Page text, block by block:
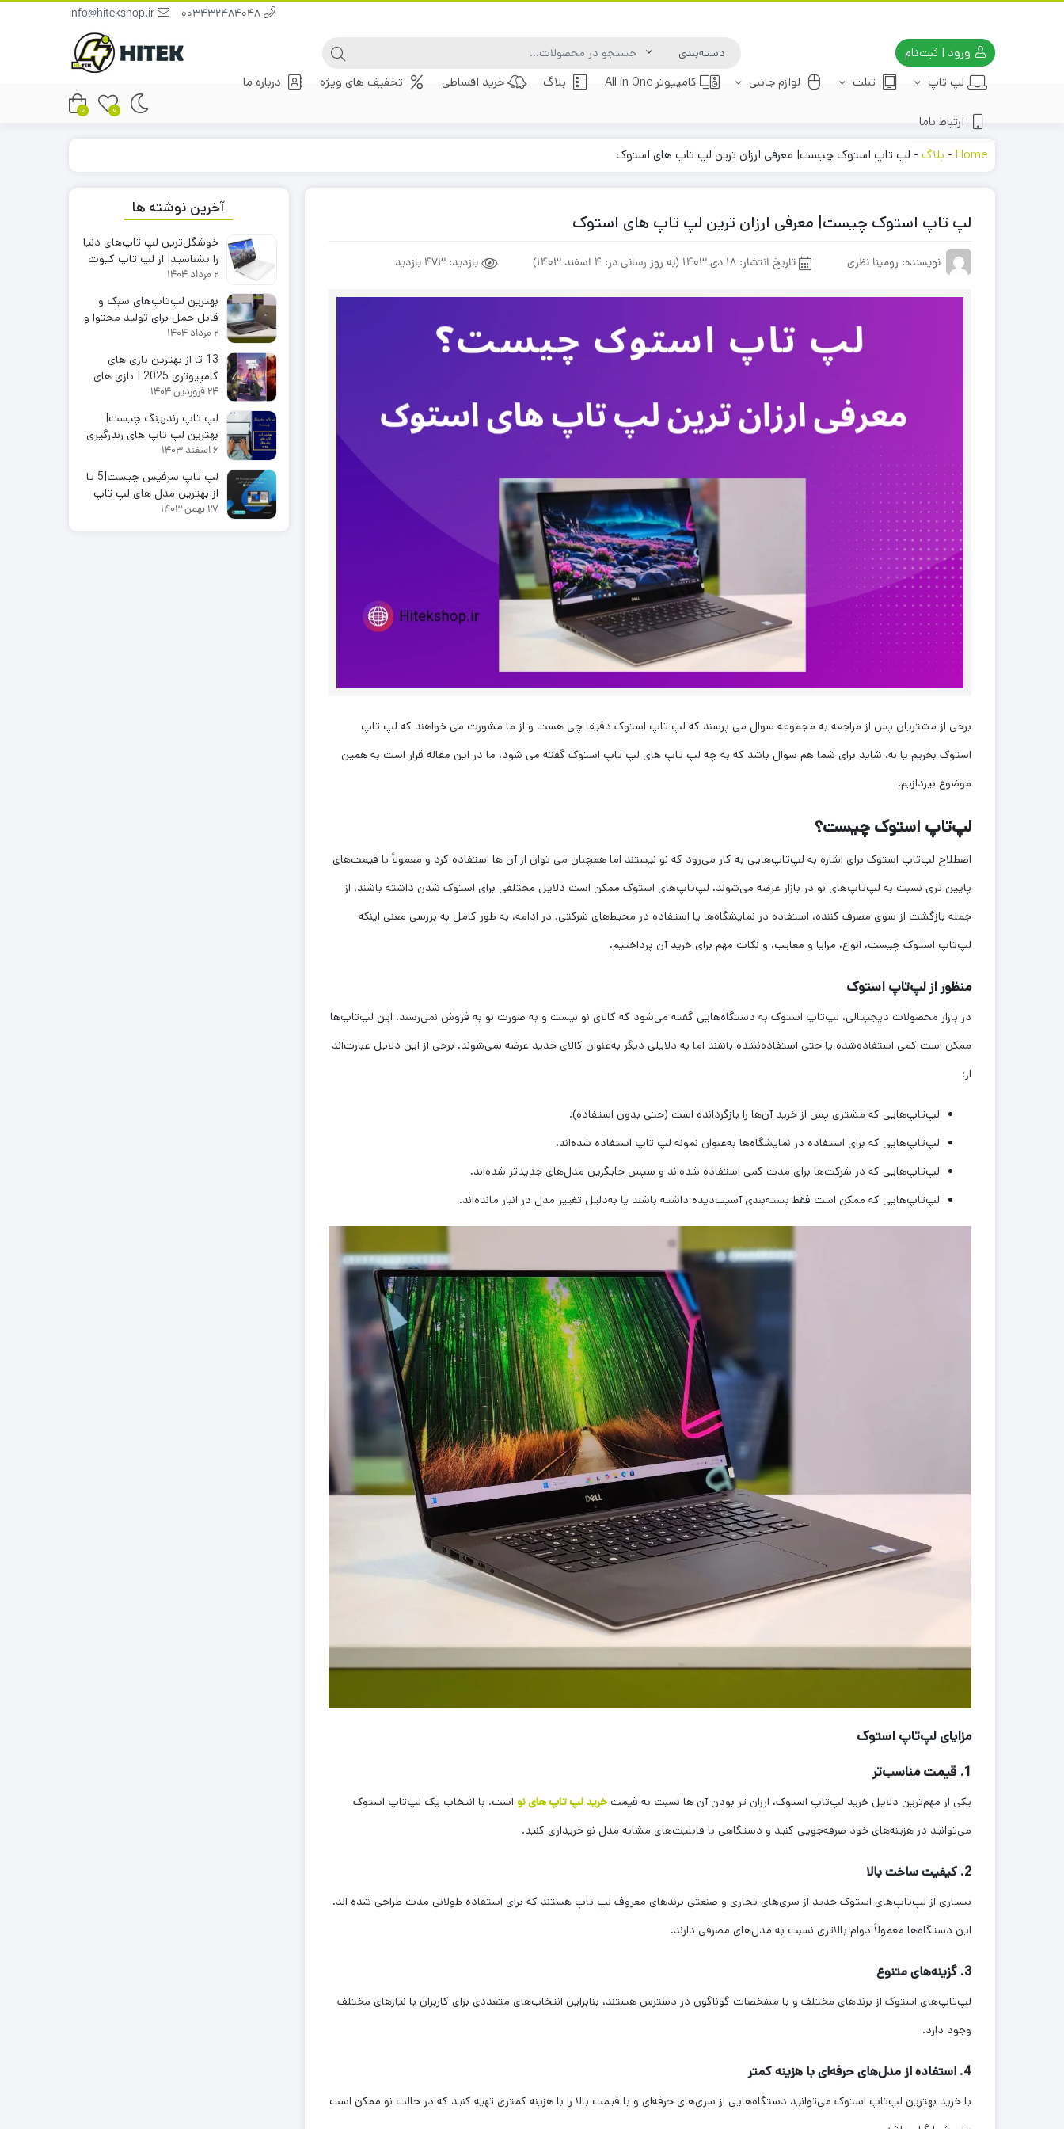
ورود | ثبت‌نام
لپ تاپ
تبلت لوازم جانبی کامپیوتر All in One بلاگ خرید اقساطی تخفیف های ویژه درباره ما
ارتباط باما
0
0
Home
- بلاگ - لپ تاپ استوک چیست| معرفی ارزان ترین لپ تاپ های استوک
لپ تاپ استوک چیست| معرفی ارزان ترین لپ تاپ های استوک
نویسنده: رومینا نظری تاریخ انتشار: 18 دی 1403 (به روز رسانی در: 4 اسفند 1403) بازدید: 473 بازدید
برخی از مشتریان پس از مراجعه به مجموعه سوال می پرسند که لپ تاپ استوک دقیقا چی هست و از ما مشورت می خواهند که لپ تاپ
استوک بخریم یا نه. شاید برای شما هم سوال باشد که به چه لپ تاپ های لپ تاپ استوک گفته می شود، ما در این مقاله قرار است به همین
موضوع بپردازیم.
لپ‌تاپ استوک چیست؟
اصطلاح لپ‌تاپ استوک برای اشاره به لپ‌تاپ‌هایی به کار می‌رود که نو نیستند اما همچنان می توان از آن ها استفاده کرد و معمولاً با قیمت‌های
پایین تری نسبت به لپ‌تاپ‌های نو در بازار عرضه می‌شوند. لپ‌تاپ‌های استوک ممکن است دلایل مختلفی برای استوک شدن داشته باشند، از
جمله بازگشت از سوی مصرف کننده، استفاده در نمایشگاه‌ها یا استفاده در محیط‌های شرکتی. در ادامه، به طور کامل به بررسی معنی اینکه
لپ‌تاپ استوک چیست، انواع، مزایا و معایب، و نکات مهم برای خرید آن پرداختیم.
منظور از لپ‌تاپ استوک
در بازار محصولات دیجیتالی، لپ‌تاپ استوک به دستگاه‌هایی گفته می‌شود که کالای نو نیست و به صورت نو به فروش نمی‌رسند. این لپ‌تاپ‌ها
ممکن است کمی استفاده‌شده یا حتی استفاده‌نشده باشند اما به دلایلی دیگر به‌عنوان کالای جدید عرضه نمی‌شوند. برخی از این دلایل عبارت‌اند
از:
لپ‌تاپ‌هایی که مشتری پس از خرید آن‌ها را بازگردانده است (حتی بدون استفاده).
لپ‌تاپ‌هایی که برای استفاده در نمایشگاه‌ها به‌عنوان نمونه لپ تاپ استفاده شده‌اند.
لپ‌تاپ‌هایی که در شرکت‌ها برای مدت کمی استفاده شده‌اند و سپس جایگزین مدل‌های جدیدتر شده‌اند.
لپ‌تاپ‌هایی که ممکن است فقط بسته‌بندی آسیب‌دیده داشته باشند یا به‌دلیل تغییر مدل در انبار مانده‌اند.
مزایای لپ‌تاپ استوک
1. قیمت مناسب‌تر
یکی از مهم‌ترین دلایل خرید لپ‌تاپ استوک، ارزان تر بودن آن ها نسبت به قیمت خرید لپ تاپ های نو است. با انتخاب یک لپ‌تاپ استوک
می‌توانید در هزینه‌های خود صرفه‌جویی کنید و دستگاهی با قابلیت‌های مشابه مدل نو خریداری کنید.
2. کیفیت ساخت بالا
بسیاری از لپ‌تاپ‌های استوک جدید از سری‌های تجاری و صنعتی برندهای معروف لپ تاپ هستند که برای استفاده طولانی‌ مدت طراحی شده‌ اند.
این دستگاه‌ها معمولاً دوام بالاتری نسبت به مدل‌های مصرفی دارند.
3. گزینه‌های متنوع
لپ‌تاپ‌های استوک از برندهای مختلف و با مشخصات گوناگون در دسترس هستند، بنابراین انتخاب‌های متعددی برای کاربران با نیازهای مختلف
وجود دارد.
4. استفاده از مدل‌های حرفه‌ای با هزینه کمتر
با خرید بهترین لپ‌تاپ استوک می‌توانید دستگاه‌هایی از سری‌های حرفه‌ای و با قیمت بالا را با هزینه کمتری تهیه کنید که در حالت نو ممکن است
آخرین نوشته ها
خوشگل‌ترین لپ تاپ‌های دنیا
را بشناسید| از لپ تاپ کیوت
تا بهترین لپ تاپ دنیا
2 مرداد 1404
بهترین لپ‌تاپ‌های سبک و
قابل حمل برای تولید محتوا و
ادیت ویدیو
2 مرداد 1404
13 تا از بهترین بازی های
کامپیوتری 2025 | بازی های
رایگان کامپیوتری
24 فروردین 1404
لپ تاپ رندرینگ چیست|
بهترین لپ تاپ های رندرگیری
2025
6 اسفند 1403
لپ تاپ سرفیس چیست|5 تا
از بهترین مدل های لپ تاپ
سرفیس2025
27 بهمن 1403